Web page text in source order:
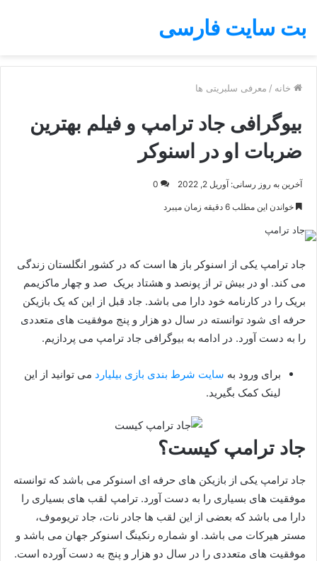
بت سایت فارسی
خانه / معرفی سلبریتی ها
بیوگرافی جاد ترامپ و فیلم بهترین
ضربات او در اسنوکر
آخرین به روز رسانی: آوریل 2, 2022 0
خواندن این مطلب 6 دقیقه زمان میبرد
جاد ترامپ یکی از اسنوکر باز ها است که در کشور انگلستان زندگی
می کند. او در بیش تر از پونصد و هشتاد بریک صد و چهار ماکزیمم
بریک را در کارنامه خود دارا می باشد. جاد قبل از این که یک بازیکن
حرفه ای شود توانسته در سال دو هزار و پنج موفقیت های متعددی
را به دست آورد. در ادامه به بیوگرافی جاد ترامپ می پردازیم.
برای ورود به سایت شرط بندی بازی بیلیارد می توانید از این
لینک کمک بگیرید.
جاد ترامپ کیست؟
جاد ترامپ یکی از بازیکن های حرفه ای اسنوکر می باشد که توانسته
موفقیت های بسیاری را به دست آورد. ترامپ لقب های بسیاری را
دارا می باشد که بعضی از این لقب ها جادر نات، جاد تریوموف،
مستر هیرکات می باشد. او شماره رنکینگ اسنوکر جهان می باشد و
موفقیت های متعددی را در سال دو هزار و پنج به دست آورده است.